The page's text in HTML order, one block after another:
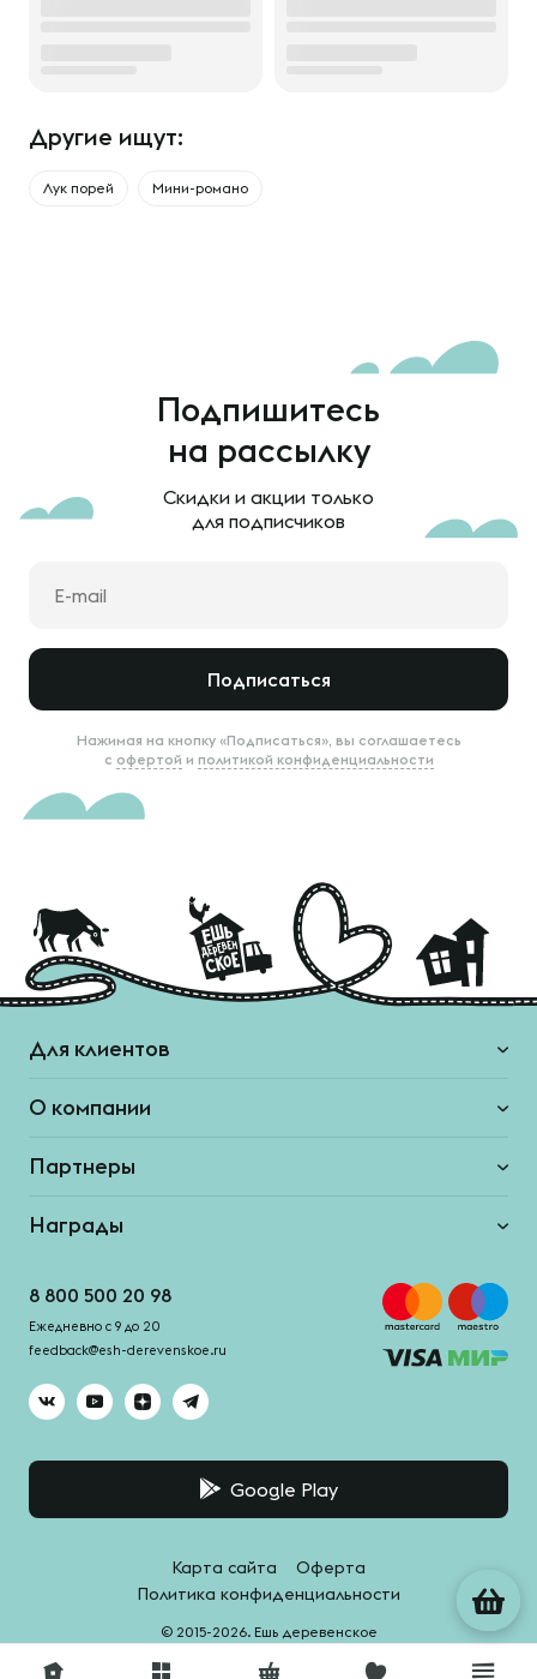
Другие ищут:
Лук порей Мини-романо
Подпишитесь
на рассылку
Скидки и акции только
для подписчиков
Подписаться
Нажимая на кнопку «Подписаться», вы соглашаетесь
с офертой и политикой конфиденциальности
Для клиентов
О компании
Партнеры
Награды
8 800 500 20 98
Ежедневно с 9 до 20
feedback@esh-derevenskoe.ru
Google Play
© 2015-2026. Ешь деревенское
Карта сайта
Оферта
Политика конфиденциальности
Система качества - HACCPro